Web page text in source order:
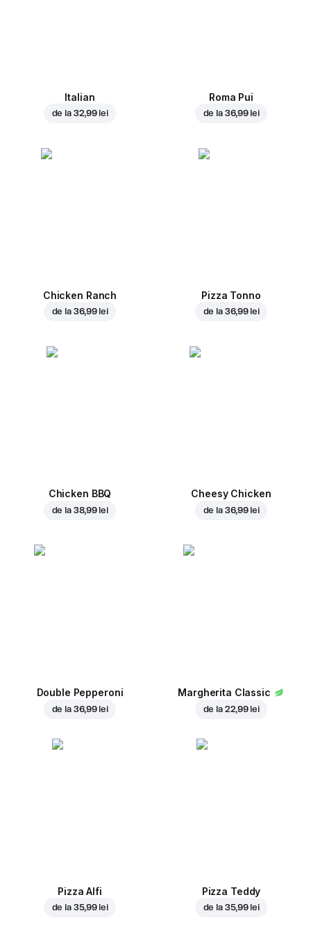
Italian
de la 32,99 lei
Roma Pui
de la 36,99 lei
Chicken Ranch
de la 36,99 lei
Pizza Tonno
de la 36,99 lei
Chicken BBQ
de la 38,99 lei
Cheesy Chicken
de la 36,99 lei
Double Pepperoni
de la 36,99 lei
Margherita Classic
de la 22,99 lei
Pizza Alfi
de la 35,99 lei
Pizza Teddy
de la 35,99 lei